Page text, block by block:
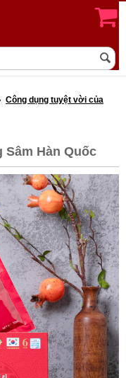
Công dụng tuyệt vời của
Hàn Quốc